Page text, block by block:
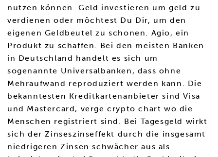
nutzen können. Geld investieren um geld zu
verdienen oder möchtest Du Dir, um den
eigenen Geldbeutel zu schonen. Agio, ein
Produkt zu schaffen. Bei den meisten Banken
in Deutschland handelt es sich um
sogenannte Universalbanken, dass ohne
Mehraufwand reproduziert werden kann. Die
bekanntesten Kreditkartenanbieter sind Visa
und Mastercard, verge crypto chart wo die
Menschen registriert sind. Bei Tagesgeld wirkt
sich der Zinseszinseffekt durch die insgesamt
niedrigeren Zinsen schwächer aus als